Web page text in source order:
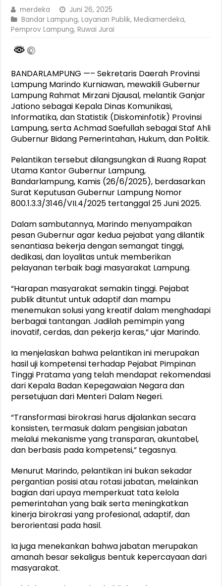
merdeka
Juni 26, 2025
Bandar Lampung,Layanan Publik,Mediamerdeka,
Pemprov Lampung,Ruwai Jurai
BANDARLAMPUNG —– Sekretaris Daerah Provinsi
Lampung Marindo Kurniawan, mewakili Gubernur
Lampung Rahmat Mirzani Djausal, melantik Ganjar
Jationo sebagai Kepala Dinas Komunikasi,
Informatika, dan Statistik (Diskominfotik) Provinsi
Lampung, serta Achmad Saefullah sebagai Staf Ahli
Gubernur Bidang Pemerintahan, Hukum, dan Politik.
Pelantikan tersebut dilangsungkan di Ruang Rapat
Utama Kantor Gubernur Lampung,
Bandarlampung, Kamis (26/6/2025), berdasarkan
Surat Keputusan Gubernur Lampung Nomor
800.1.3.3/3146/VII.4/2025 tertanggal 25 Juni 2025.
Dalam sambutannya, Marindo menyampaikan
pesan Gubernur agar kedua pejabat yang dilantik
senantiasa bekerja dengan semangat tinggi,
dedikasi, dan loyalitas untuk memberikan
pelayanan terbaik bagi masyarakat Lampung.
“Harapan masyarakat semakin tinggi. Pejabat
publik dituntut untuk adaptif dan mampu
menemukan solusi yang kreatif dalam menghadapi
berbagai tantangan. Jadilah pemimpin yang
inovatif, cerdas, dan pekerja keras,” ujar Marindo.
Ia menjelaskan bahwa pelantikan ini merupakan
hasil uji kompetensi terhadap Pejabat Pimpinan
Tinggi Pratama yang telah mendapat rekomendasi
dari Kepala Badan Kepegawaian Negara dan
persetujuan dari Menteri Dalam Negeri.
“Transformasi birokrasi harus dijalankan secara
konsisten, termasuk dalam pengisian jabatan
melalui mekanisme yang transparan, akuntabel,
dan berbasis pada kompetensi,” tegasnya.
Menurut Marindo, pelantikan ini bukan sekadar
pergantian posisi atau rotasi jabatan, melainkan
bagian dari upaya memperkuat tata kelola
pemerintahan yang baik serta meningkatkan
kinerja birokrasi yang profesional, adaptif, dan
berorientasi pada hasil.
Ia juga menekankan bahwa jabatan merupakan
amanah besar sekaligus bentuk kepercayaan dari
masyarakat.